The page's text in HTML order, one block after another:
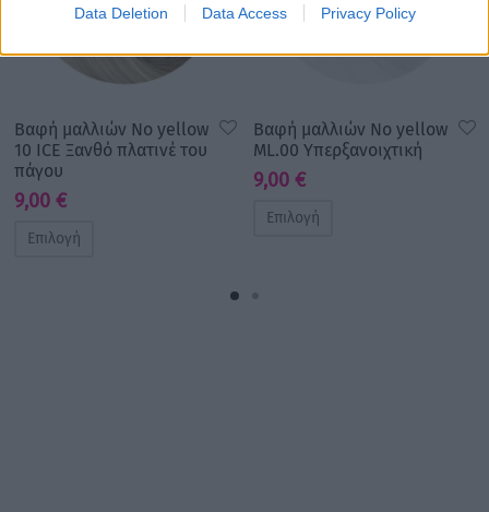
Data Deletion Data Access Privacy Policy
Βαφή μαλλιών No yellow
10 ICE Ξανθό πλατινέ του
πάγου
9,00 €
Επιλογή
Βαφή μαλλιών No yellow
ML.00 Υπερξανοιχτική
9,00 €
Επιλογή